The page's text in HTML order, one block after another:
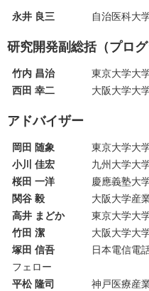
永井 良三 自治医科大
研究開発副総括（プロ
竹内 昌治
西田 幸二
東京大学大
大阪大学大
アドバイザー
岡田 随象
東京大学大
小川 佳宏
九州大学大
桜田 一洋
慶應義塾大
関谷 毅
大阪大学産
高井 まどか
東京大学大
竹田 潔
大阪大学大
塚田 信吾
日本電信電
フェロー
平松 隆司
神戸医療産